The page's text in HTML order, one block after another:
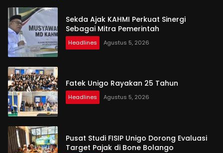
Sekda Ajak KAHMI Perkuat Sinergi
Sebagai Mitra Pemerintah
Headlines Agustus 5, 2026
Fatek Unigo Rayakan 25 Tahun
Headlines Agustus 5, 2026
Pusat Studi FISIP Unigo Dorong Evaluasi
Target Pajak di Bone Bolango